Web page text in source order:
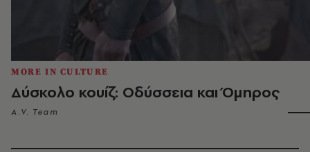
MORE IN CULTURE
Δύσκολο κουίζ: Οδύσσεια και Όμηρος
A.V. Team